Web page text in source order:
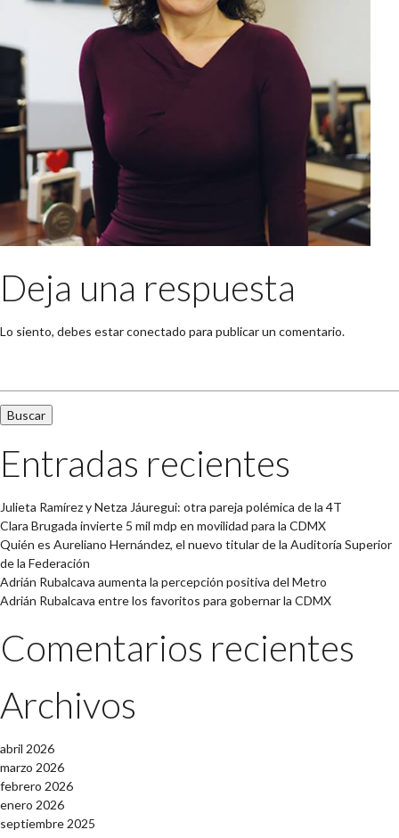
Deja una respuesta
Lo siento, debes estarconectado para publicar un comentario.
Entradas recientes
Julieta Ramírez y Netza Jáuregui: otra pareja polémica de la 4T
Clara Brugada invierte 5 mil mdp en movilidad para la CDMX
Quién es Aureliano Hernández, el nuevo titular de la Auditoría Superior
de la Federación
Adrián Rubalcava aumenta la percepción positiva del Metro
Adrián Rubalcava entre los favoritos para gobernar la CDMX
Comentarios recientes
Archivos
abril 2026
marzo 2026
febrero 2026
enero 2026
septiembre 2025